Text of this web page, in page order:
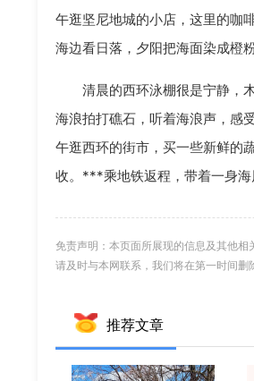
午逛坚尼地城的小店，这里的咖
海边看日落，夕阳把海面染成橙
清晨的西环泳棚很是宁静，
海浪拍打礁石，听着海浪声，感
午逛西环的街市，买一些新鲜的
收。***乘地铁返程，带着一身
免责声明：本页面所展现的信息及其他相
请及时与本网联系，我们将在第一时间删
推荐文章